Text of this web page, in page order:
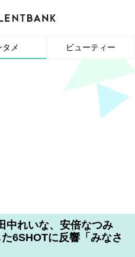
タメ ビューティー
中れいな、安倍なつみ
6SHOTに反響「みなさ